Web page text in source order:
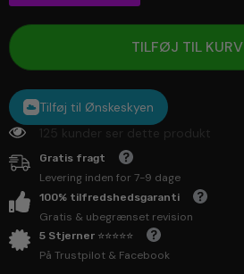
TILFØJ TIL KURV
Tilføj til Ønskeskyen
125 kunder ser dette produkt
Gratis fragt
Levering inden for 7-9 dage
100% tilfredshedsgaranti
Gratis & ubegrænset revision
5 Stjerner ⭐⭐⭐⭐⭐
På Trustpilot & Facebook